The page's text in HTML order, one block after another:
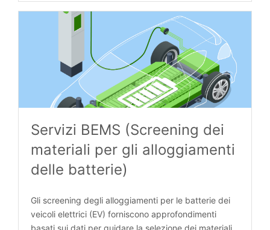
Servizi BEMS (Screening dei
materiali per gli alloggiamenti
delle batterie)
Gli screening degli alloggiamenti per le batterie dei
veicoli elettrici (EV) forniscono approfondimenti
basati sui dati per guidare la selezione dei materiali